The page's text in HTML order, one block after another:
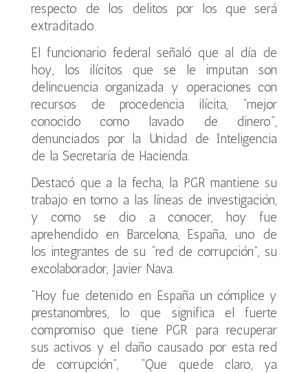
respecto de los delitos por los que será
extraditado.
El funcionario federal señaló que al día de
hoy, los ilícitos que se le imputan son
delincuencia organizada y operaciones con
recursos de procedencia ilícita, “mejor
conocido como lavado de dinero”,
denunciados por la Unidad de Inteligencia
de la Secretaría de Hacienda.
Destacó que a la fecha, la PGR mantiene su
trabajo en torno a las líneas de investigación,
y como se dio a conocer, hoy fue
aprehendido en Barcelona, España, uno de
los integrantes de su “red de corrupción”, su
excolaborador, Javier Nava.
“Hoy fue detenido en España un cómplice y
prestanombres, lo que significa el fuerte
compromiso que tiene PGR para recuperar
sus activos y el daño causado por esta red
de corrupción”, “Que quede claro, ya